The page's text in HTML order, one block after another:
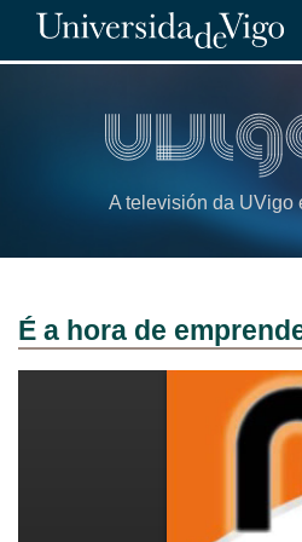
A televisión da UVigo
É a hora de